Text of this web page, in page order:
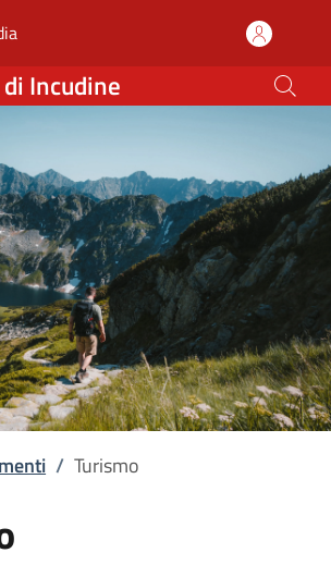
Comune di
(apre in un'altra scheda).
Incudine
/ Turismo